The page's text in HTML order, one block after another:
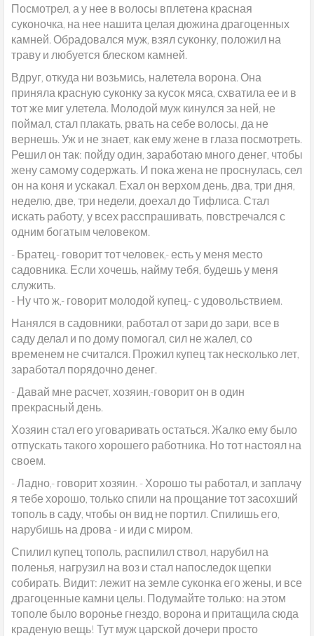
Посмотрел, а у нее в волосы вплетена красная
суконочка, на нее нашита целая дюжина драгоценных
камней. Обрадовался муж, взял суконку, положил на
траву и любуется блеском камней.
Вдруг, откуда ни возьмись, налетела ворона. Она
приняла красную суконку за кусок мяса, схватила ее и в
тот же миг улетела. Молодой муж кинулся за ней, не
поймал, стал плакать, рвать на себе волосы, да не
вернешь. Уж и не знает, как ему жене в глаза посмотреть.
Решил он так: пойду один, заработаю много денег, чтобы
жену самому содержать. И пока жена не проснулась, сел
он на коня и ускакал. Ехал он верхом день, два, три дня,
неделю, две, три недели, доехал до Тифлиса. Стал
искать работу, у всех расспрашивать, повстречался с
одним богатым человеком.
- Братец,- говорит тот человек,- есть у меня место
садовника. Если хочешь, найму тебя, будешь у меня
служить.
- Ну что ж,- говорит молодой купец,- с удовольствием.
Нанялся в садовники, работал от зари до зари, все в
саду делал и по дому помогал, сил не жалел, со
временем не считался. Прожил купец так несколько лет,
заработал порядочно денег.
- Давай мне расчет, хозяин,-говорит он в один
прекрасный день.
Хозяин стал его уговаривать остаться. Жалко ему было
отпускать такого хорошего работника. Но тот настоял на
своем.
- Ладно,- говорит хозяин. - Хорошо ты работал, и заплачу
я тебе хорошо, только спили на прощание тот засохший
тополь в саду, чтобы он вид не портил. Спилишь его,
нарубишь на дрова - и иди с миром.
Спилил купец тополь, распилил ствол, нарубил на
поленья, нагрузил на воз и стал напоследок щепки
собирать. Видит: лежит на земле суконка его жены, и все
драгоценные камни целы. Подумайте только: на этом
тополе было воронье гнездо, ворона и притащила сюда
краденую вещь! Тут муж царской дочери просто